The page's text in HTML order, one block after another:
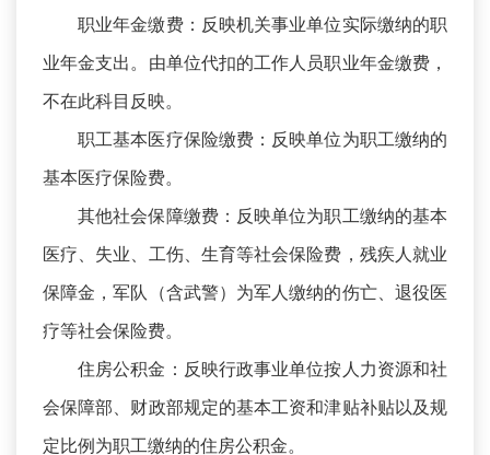
职业年金缴费：反映机关事业单位实际缴纳的职
业年金支出。由单位代扣的工作人员职业年金缴费，
不在此科目反映。
职工基本医疗保险缴费：反映单位为职工缴纳的
基本医疗保险费。
其他社会保障缴费：反映单位为职工缴纳的基本
医疗、失业、工伤、生育等社会保险费，残疾人就业
保障金，军队（含武警）为军人缴纳的伤亡、退役医
疗等社会保险费。
住房公积金：反映行政事业单位按人力资源和社
会保障部、财政部规定的基本工资和津贴补贴以及规
定比例为职工缴纳的住房公积金。